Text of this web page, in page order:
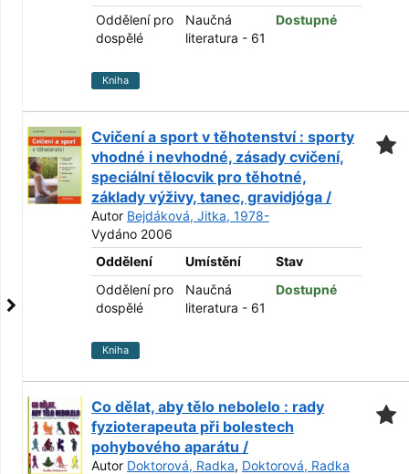
Oddělení pro
dospělé
Naučná
literatura - 61
Dostupné
Kniha
Cvičení a sport v těhotenství : sporty
vhodné i nevhodné, zásady cvičení,
speciální tělocvik pro těhotné,
základy výživy, tanec, gravidjóga /
Autor Bejdáková, Jitka, 1978-
Vydáno 2006
Oddělení
Umístění
Stav
Oddělení pro
dospělé
Naučná
literatura - 61
Dostupné
Kniha
Co dělat, aby tělo nebolelo : rady
fyzioterapeuta při bolestech
pohybového aparátu /
Autor Doktorová, Radka, Doktorová, Radka